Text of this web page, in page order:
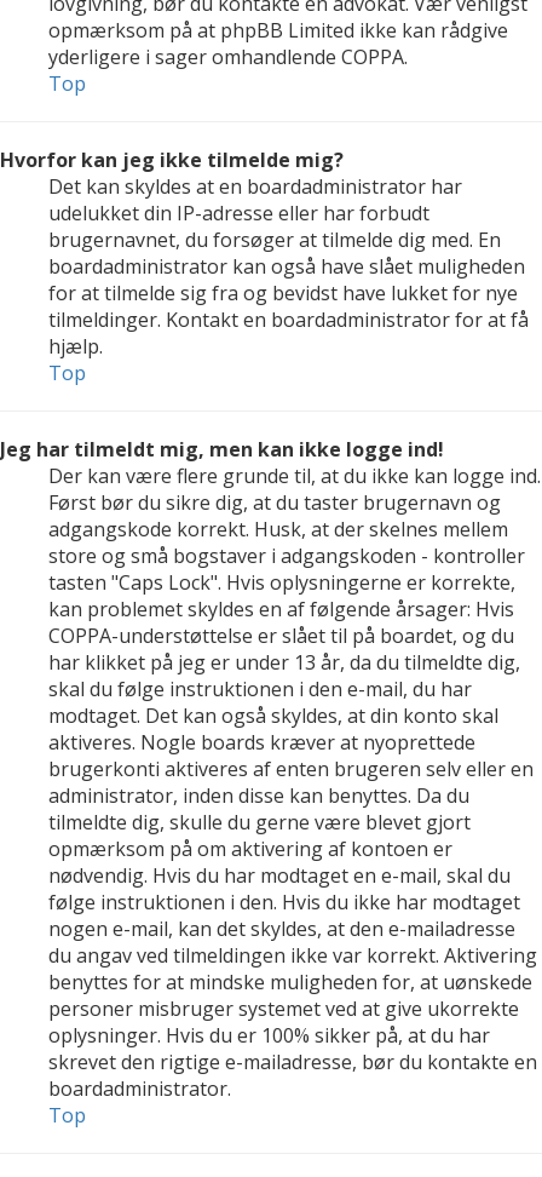
opmærksom på at phpBB Limited ikke kan rådgive
yderligere i sager omhandlende COPPA.
Top
Hvorfor kan jeg ikke tilmelde mig?
Det kan skyldes at en boardadministrator har
udelukket din IP-adresse eller har forbudt
brugernavnet, du forsøger at tilmelde dig med. En
boardadministrator kan også have slået muligheden
for at tilmelde sig fra og bevidst have lukket for nye
tilmeldinger. Kontakt en boardadministrator for at få
hjælp.
Top
Jeg har tilmeldt mig, men kan ikke logge ind!
Der kan være flere grunde til, at du ikke kan logge ind.
Først bør du sikre dig, at du taster brugernavn og
adgangskode korrekt. Husk, at der skelnes mellem
store og små bogstaver i adgangskoden - kontroller
tasten "Caps Lock". Hvis oplysningerne er korrekte,
kan problemet skyldes en af følgende årsager: Hvis
COPPA-understøttelse er slået til på boardet, og du
har klikket på jeg er under 13 år, da du tilmeldte dig,
skal du følge instruktionen i den e-mail, du har
modtaget. Det kan også skyldes, at din konto skal
aktiveres. Nogle boards kræver at nyoprettede
brugerkonti aktiveres af enten brugeren selv eller en
administrator, inden disse kan benyttes. Da du
tilmeldte dig, skulle du gerne være blevet gjort
opmærksom på om aktivering af kontoen er
nødvendig. Hvis du har modtaget en e-mail, skal du
følge instruktionen i den. Hvis du ikke har modtaget
nogen e-mail, kan det skyldes, at den e-mailadresse
du angav ved tilmeldingen ikke var korrekt. Aktivering
benyttes for at mindske muligheden for, at uønskede
personer misbruger systemet ved at give ukorrekte
oplysninger. Hvis du er 100% sikker på, at du har
skrevet den rigtige e-mailadresse, bør du kontakte en
boardadministrator.
Top